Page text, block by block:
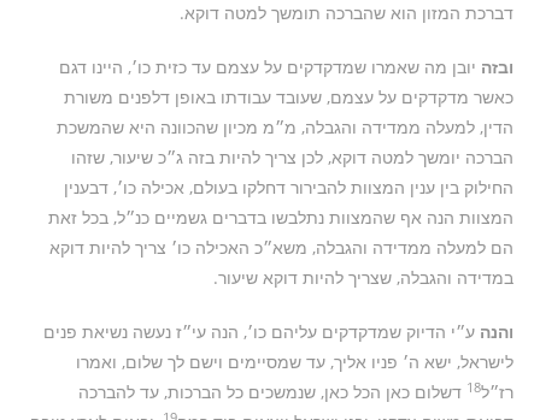
דברכת המזון הוא שהברכה תומשך למטה דוקא.
ובזה יובן מה שאמרו שמדקדקים על עצמם עד כזית כו׳, היינו דגם
כאשר מדקדקים על עצמם, שעובד עבודתו באופן דלפנים משורת
הדין, למעלה ממדידה והגבלה, מ״מ מכיון שהכוונה היא שהמשכת
הברכה יומשך למטה דוקא, לכן צריך להיות בזה ג״כ שיעור, שזהו
החילוק בין ענין המצוות להבירור דחלקו בעולם, אכילה כו׳, דבענין
המצוות הנה אף שהמצוות נתלבשו בדברים גשמיים כנ״ל, בכל זאת
הם למעלה ממדידה והגבלה, משא״כ האכילה כו׳ צריך להיות דוקא
במדידה והגבלה, שצריך להיות דוקא שיעור.
והנהע״י הדיוק שמדקדקים עליהם כו׳, הנה עי״ז נעשה נשיאת פנים
לישראל, ישא ה׳ פניו אליך, עד שמסיימים וישם לך שלום, ואמרו
רז״ל18 דשלום כאן הכל כאן, שנמשכים כל הברכות, עד להברכה